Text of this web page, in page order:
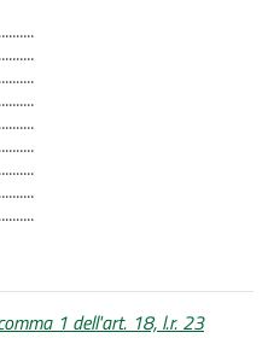
1 dell'art. 18, l.r. 23